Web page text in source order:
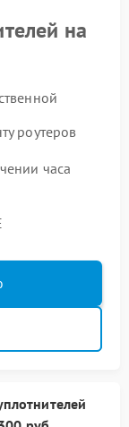
на
роутеров
часа